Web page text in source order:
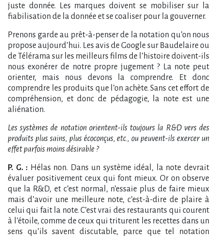
juste donnée. Les marques doivent se mobiliser sur la
fiabilisation de la donnée et se coaliser pour la gouverner.
Prenons garde au prêt-à-penser de la notation qu’on nous
propose aujourd’hui. Les avis de Google sur Baudelaire ou
de Télérama sur les meilleurs films de l’histoire doivent-ils
nous exonérer de notre propre jugement ? La note peut
orienter, mais nous devons la comprendre. Et donc
comprendre les produits que l’on achète. Sans cet effort de
compréhension, et donc de pédagogie, la note est une
aliénation.
Les systèmes de notation orientent-ils toujours la R&D vers des
produits plus sains, plus écoconçus, etc., ou peuvent-ils exercer un
effet parfois moins désirable ?
P. G. : Hélas non. Dans un système idéal, la note devrait
évaluer positivement ceux qui font mieux. Or on observe
que la R&D, et c’est normal, n’essaie plus de faire mieux
mais d’avoir une meilleure note, c’est-à-dire de plaire à
celui qui fait la note. C’est vrai des restaurants qui courent
à l’étoile, comme de ceux qui triturent les recettes dans un
sens qu’ils savent discutable, parce que tel notation